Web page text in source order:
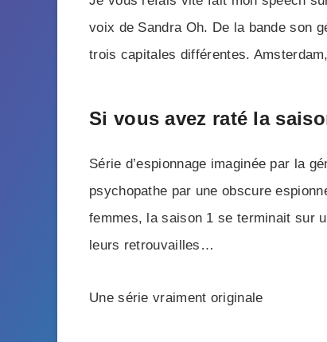
voix de Sandra Oh. De la bande son
trois capitales différentes.
Si vous avez raté la
Série d’espionnage imaginée par la
psychopathe par une obscure
femmes, la saison 1 se terminait sur
leurs retrouvailles…
Une série vraiment originale